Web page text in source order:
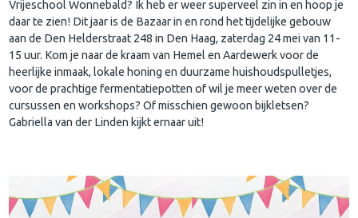
Vrijeschool Wonnebald? Ik heb er weer superveel zin in en hoop je
daar te zien! Dit jaar is de Bazaar in en rond het tijdelijke gebouw
aan de Den Helderstraat 248 in Den Haag, zaterdag 24 mei van 11-
15 uur. Kom je naar de kraam van Hemel en Aardewerk voor de
heerlijke inmaak, lokale honing en duurzame huishoudspulletjes,
voor de prachtige fermentatiepotten of wil je meer weten over de
cursussen en workshops? Of misschien gewoon bijkletsen?
Gabriella van der Linden kijkt ernaar uit!